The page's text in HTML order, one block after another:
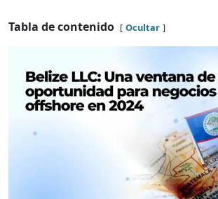
Tabla de contenido Ocultar